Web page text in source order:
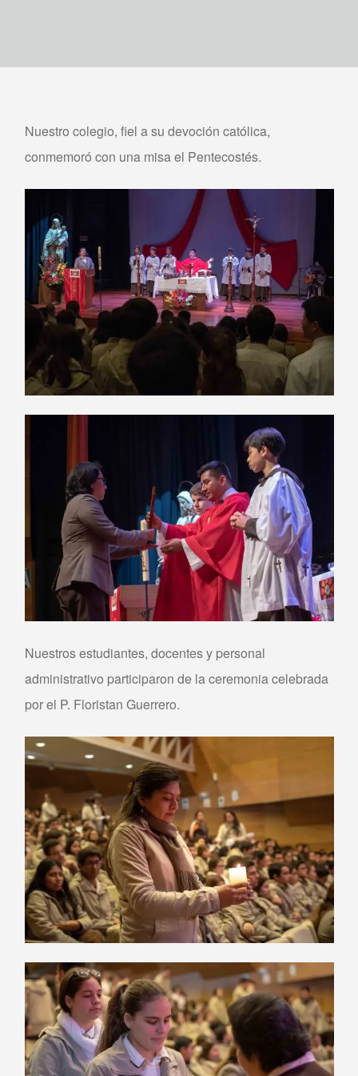
Nuestro colegio, fiel a su devoción católica,
conmemoró con una misa el Pentecostés.
Nuestros estudiantes, docentes y personal
administrativo participaron de la ceremonia celebrada
por el P. Floristan Guerrero.